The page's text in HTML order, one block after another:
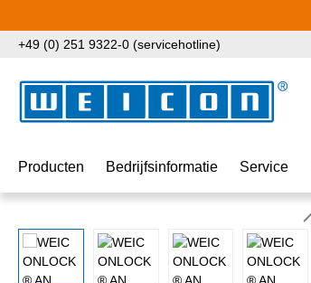
+49 (0) 251 9322-0 (servicehotline)
Producten Bedrijfsinformatie Service
Afbeeldingengalerij overslaan